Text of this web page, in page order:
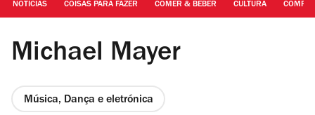
NOTÍCIAS COISAS PARA FAZER COMER & BEBER CULTURA
©DR | Michael Mayer
Michael Mayer
Música, Dança e eletrónica